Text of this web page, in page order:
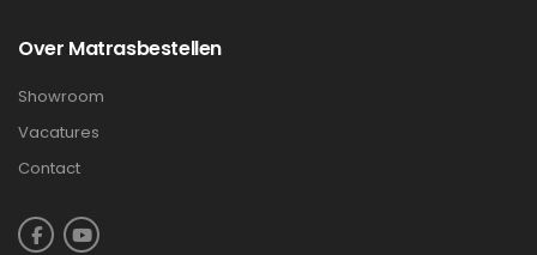
Over Matrasbestellen
Showroom
Vacatures
Contact